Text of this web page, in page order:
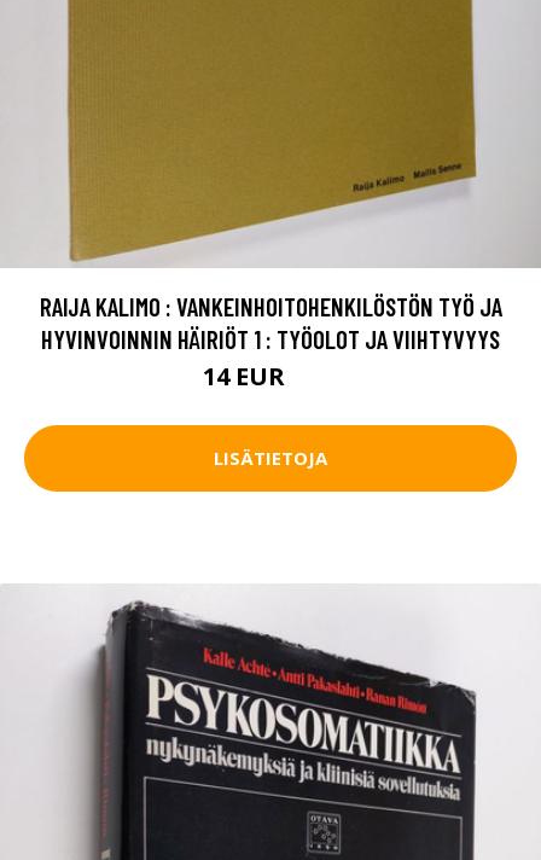
RAIJA KALIMO : VANKEINHOITOHENKILÖSTÖN TYÖ JA
HYVINVOINNIN HÄIRIÖT 1 : TYÖOLOT JA VIIHTYVYYS
14 EUR
LISÄTIETOJA